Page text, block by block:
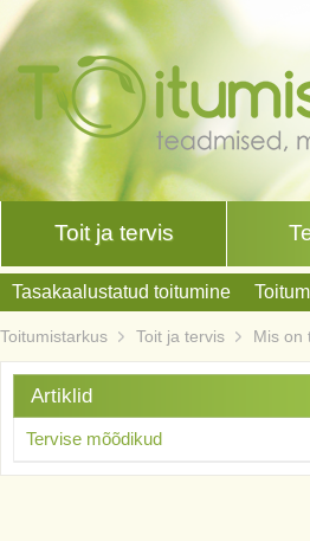
Toit ja tervis
Tasakaalustatud toitumine
Toitumistarkus Toit ja tervis Mis on
Artiklid
Tervise mõõdikud